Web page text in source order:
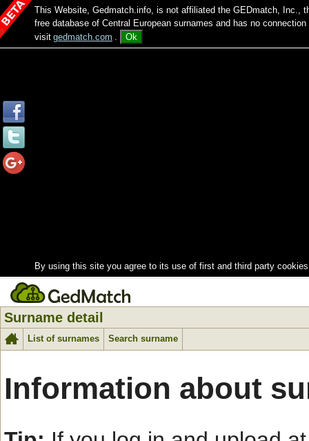
This Website, Gedmatch.info, is not affiliated the GEDmatch, Inc.,
free database of Central European surnames and has no
visit gedmatch.com . Ok
By using this site you agree to its use of first and third party
Surname detail
List of surnames Search surname
Information about